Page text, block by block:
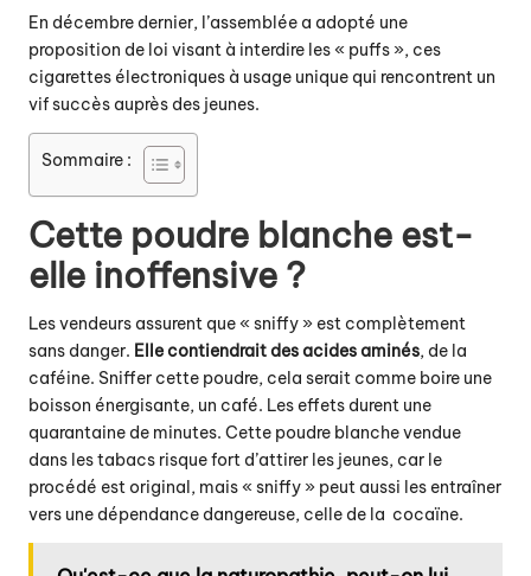
En décembre dernier, l’assemblée a adopté une
proposition de loi visant à interdire les « puffs », ces
cigarettes électroniques à usage unique qui rencontrent un
vif succès auprès des jeunes.
Sommaire :
Cette poudre blanche est-
elle inoffensive ?
Les vendeurs assurent que « sniffy » est complètement
sans danger. Elle contiendrait des acides aminés, de la
caféine. Sniffer cette poudre, cela serait comme boire une
boisson énergisante, un café. Les effets durent une
quarantaine de minutes. Cette poudre blanche vendue
dans les tabacs risque fort d’attirer les jeunes, car le
procédé est original, mais « sniffy » peut aussi les entraîner
vers une dépendance dangereuse, celle de la cocaïne.